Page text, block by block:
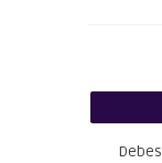
Debes